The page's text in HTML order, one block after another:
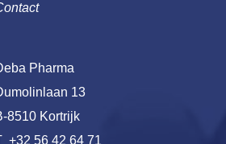
Pharma
13
8510 Kortrijk
+32 56 42 64 71